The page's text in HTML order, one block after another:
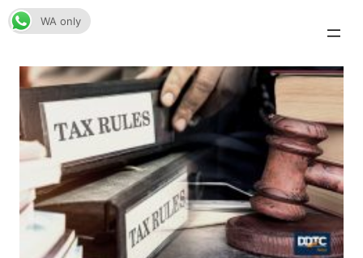
Skip
to
WA only